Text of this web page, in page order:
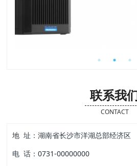
联系我
CONTACT
地 址：湖南省长沙市洋湖总部经济区
电 话：0731-00000000